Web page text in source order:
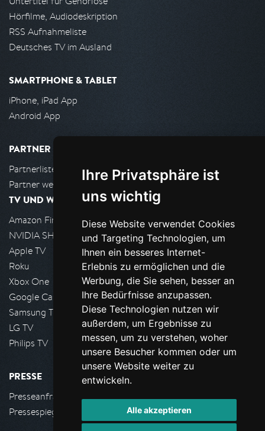
Ihre Privatsphäre ist
uns wichtig
Diese Website verwendet Cookies
und Targeting Technologien, um
Ihnen ein besseres Internet-
Erlebnis zu ermöglichen und die
Werbung, die Sie sehen, besser an
Ihre Bedürfnisse anzupassen.
Diese Technologien nutzen wir
außerdem, um Ergebnisse zu
messen, um zu verstehen, woher
unsere Besucher kommen oder um
unsere Website weiter zu
entwickeln.
Alle akzeptieren
Hörfilme, Audiodeskription
RSS Aufnahmeliste
Deutsches TV im Ausland
SMARTPHONE & TABLET
iPhone, iPad App
Android App
PARTNER
Partnerliste
Partner werden
TV UND WOHNZIMMER
Amazon FireTV
NVIDIA SHIELD, Google TV
Apple TV
Roku
Xbox One
Google Cast
Samsung TV
LG TV
Philips TV
PRESSE
Presseanfrage stellen
Pressespiegel